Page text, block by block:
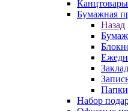
Канцтовары
Бумажная
Назад
Папки
Набор